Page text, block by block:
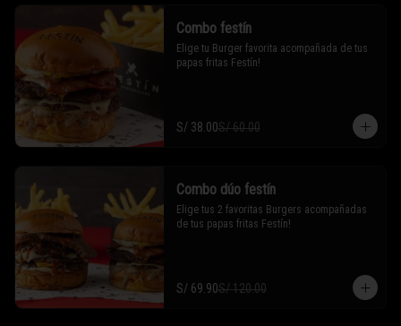
Combo festín
Elige tu Burger favorita acompañada de tus
papas fritas Festín!
S/ 38.00S/ 60.00
Combo dúo festín
Elige tus 2 favoritas Burgers acompañadas
de tus papas fritas Festín!
S/ 69.90S/ 120.00